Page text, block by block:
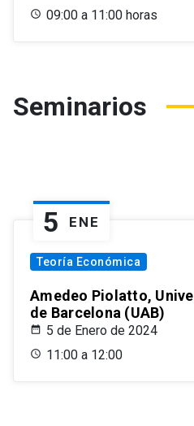
09:00 a 11:00 horas
Seminarios
5 ENE
Teoría Económica
Amedeo Piolatto,
de Barcelona (UAB)
5 de Enero de 2024
11:00 a 12:00